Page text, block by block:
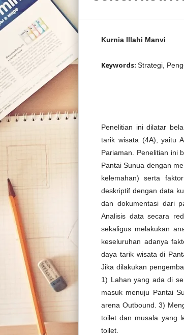
Kurnia Illahi Manvi
Keywords: Strategi,
Penelitian ini dilatar
tarik wisata (4A), yaitu
Pariaman. Penelitian ini
Pantai Sunua dengan
kelemahan) serta
deskriptif dengan data
dan dokumentasi dari
Analisis data secara
sekaligus melakukan
keseluruhan adanya
daya tarik wisata di
Jika dilakukan
1) Lahan yang ada di
masuk menuju Pantai
arena Outbound. 3)
toilet dan musala yang
toilet.